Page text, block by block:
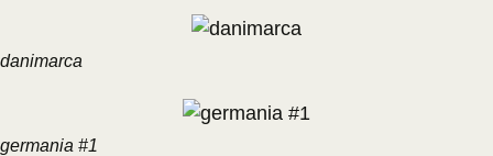
danimarca
germania #1